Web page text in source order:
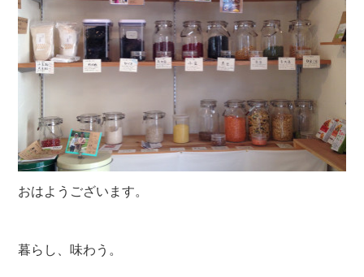
おはようございます。
暮らし、味わう。